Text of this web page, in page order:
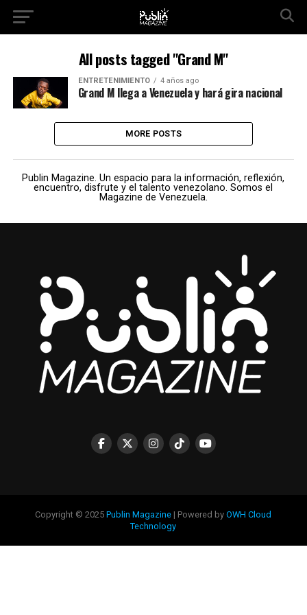
All posts tagged "Grand M"
ENTRETENIMIENTO 4 años ago
Grand M llega a Venezuela y hará gira nacional
MORE POSTS
Publin Magazine. Un espacio para la información, reflexión,
encuentro, disfrute y el talento venezolano. Somos el
Magazine de Venezuela.
Copyright © 2025Publin Magazine | Powered byOWH Cloud
Technology